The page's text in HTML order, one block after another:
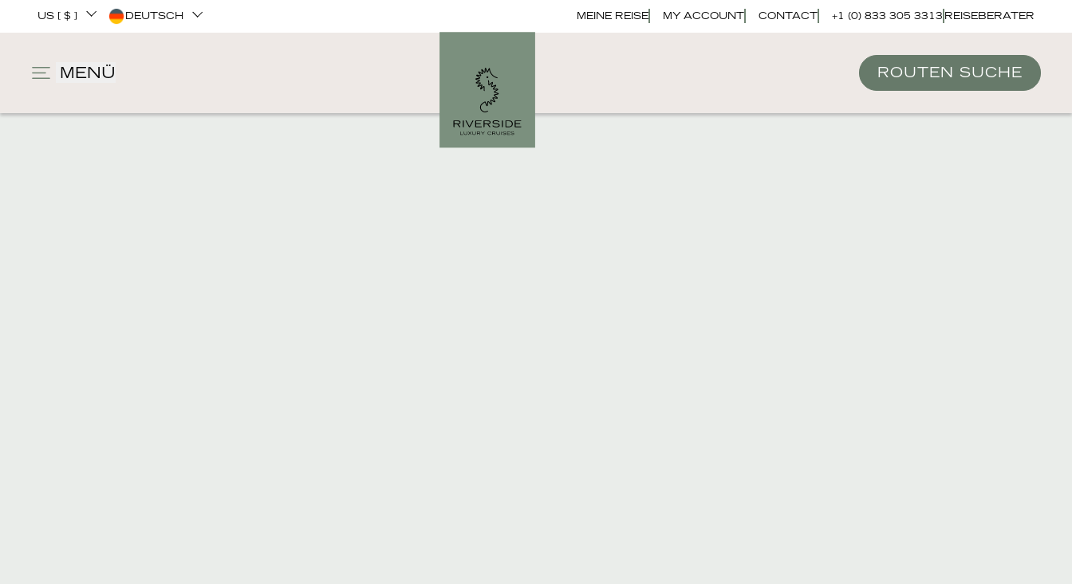
US [ $ ] DEUTSCH MEINE REISE MY ACCOUNT CONTACT +1 (0) 833 305 3313 REISEBERATER
MENÜ ROUTEN SUCHE